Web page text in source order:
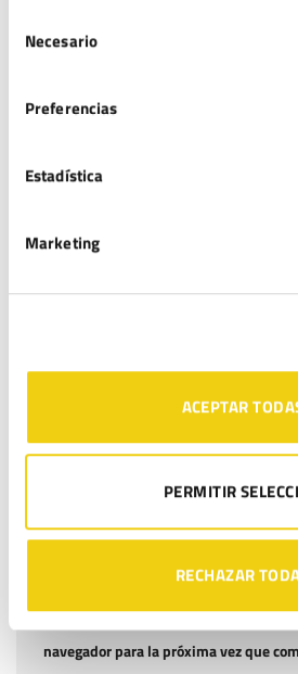
Necesario
Preferencias
Estadística
Marketing
ACEPTAR
PERMITIR
RECHAZAR
Tu dirección de correo
Guarda mi nombre, correo
navegador para la próxima vez que